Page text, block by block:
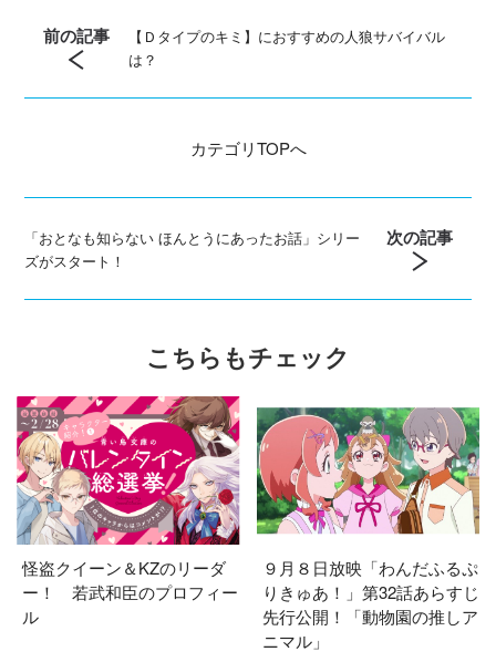
前の記事
【Ｄタイプのキミ】におすすめの人狼サバイバル
は？
カテゴリTOPへ
「おとなも知らない ほんとうにあったお話」シリー
ズがスタート！
次の記事
こちらもチェック
怪盗クイーン＆KZのリーダ
ー！ 若武和臣のプロフィー
ル
９月８日放映「わんだふるぷ
りきゅあ！」第32話あらすじ
先行公開！「動物園の推しア
ニマル」